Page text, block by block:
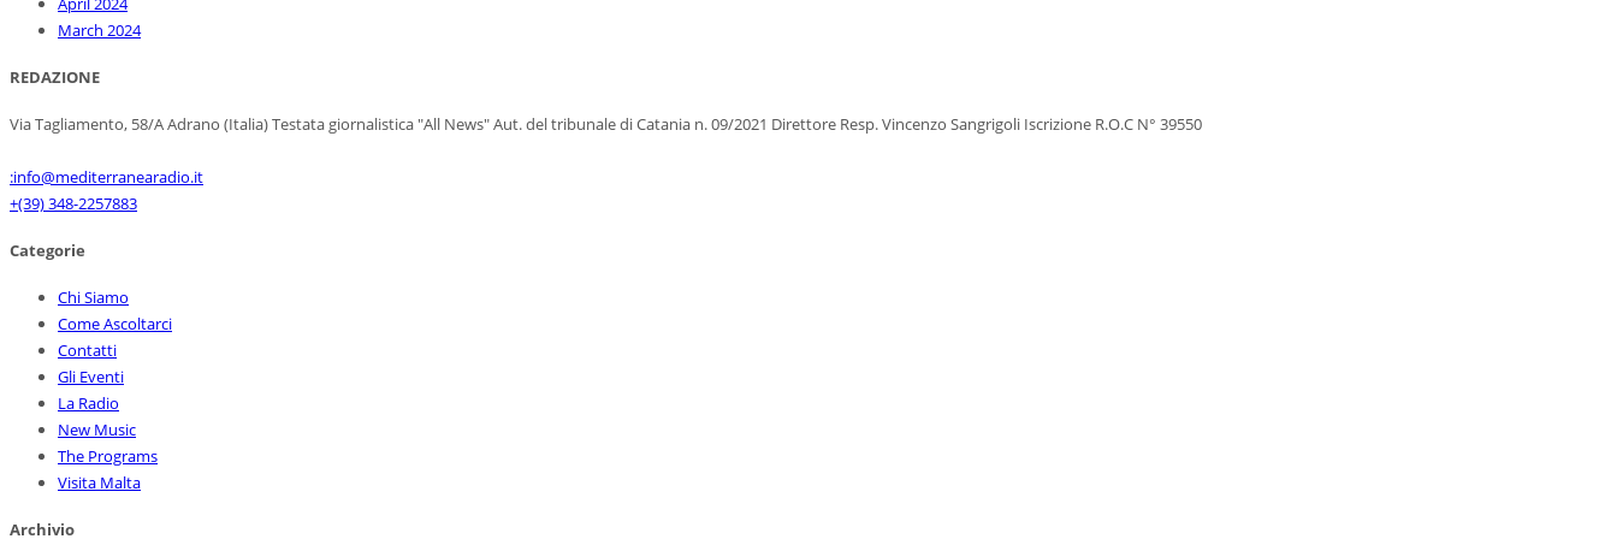
March 2024
REDAZIONE
Via Tagliamento, 58/A Adrano (Italia) Testata giornalistica "All News" Aut. del tribunale di Catania n. 09/2021 Direttore Resp. Vincenzo Sangrigoli Iscrizione R.O.C N° 39550
:info@mediterranearadio.it
+(39) 348-2257883
Categorie
Chi Siamo
Come Ascoltarci
Contatti
Gli Eventi
La Radio
New Music
The Programs
Visita Malta
Archivio